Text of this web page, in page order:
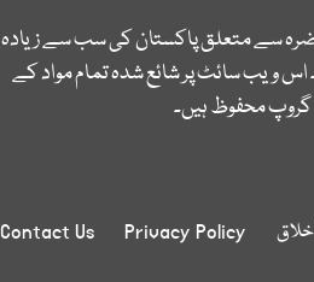
سے متعلق پاکستان کی سب سے زیادہ
ویب سائٹ پر شائع شدہ تمام مواد کے
محفوظ ہیں۔
Privacy Policy
Contact Us